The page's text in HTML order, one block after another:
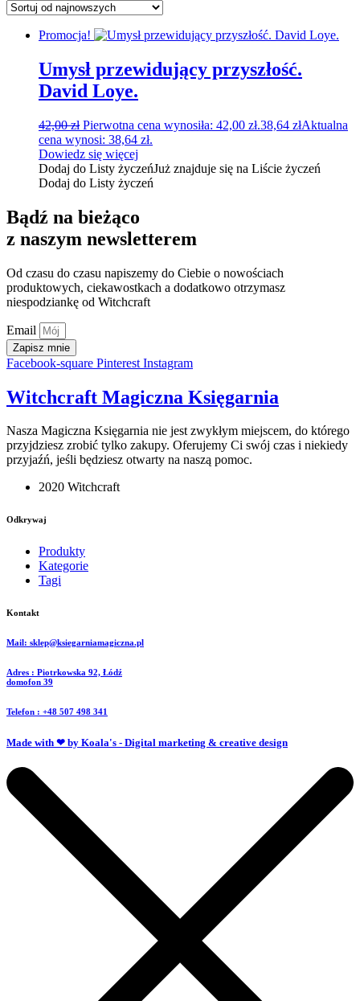
Promocja!
Umysł przewidujący przyszłość.
David Loye.
42,00zł Pierwotna cena wynosiła: 42,00 zł.38,64 złAktualna
cena wynosi: 38,64 zł.
Dowiedz się więcej
Dodaj do Listy życzeńJuż znajduje się na Liście życzeń
Dodaj do Listy życzeń
Bądź na bieżąco
z naszym newsletterem
Od czasu do czasu napiszemy do Ciebie o nowościach
produktowych, ciekawostkach a dodatkowo otrzymasz
niespodziankę od Witchcraft
Email
Zapisz mnie
Facebook-square Pinterest Instagram
Witchcraft Magiczna Księgarnia
Nasza Magiczna Księgarnia nie jest zwykłym miejscem, do którego
przyjdziesz zrobić tylko zakupy. Oferujemy Ci swój czas i niekiedy
przyjaźń, jeśli będziesz otwarty na naszą pomoc.
2020 Witchcraft
Odkrywaj
Produkty
Kategorie
Tagi
Kontakt
Mail: sklep@ksiegarniamagiczna.pl
Adres : Piotrkowska 92, Łódź
domofon 39
Telefon : +48 507 498 341
Made with ❤ by Koala's - Digital marketing & creative design